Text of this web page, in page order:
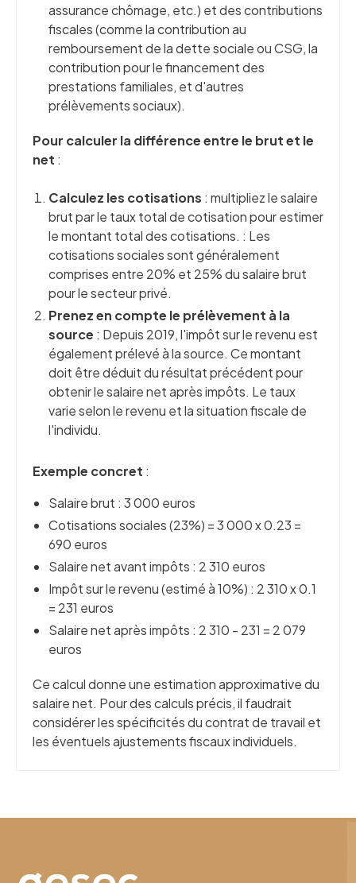
assurance chômage, etc.) et des contributions
fiscales (comme la contribution au
remboursement de la dette sociale ou CSG, la
contribution pour le financement des
prestations familiales, et d'autres
prélèvements sociaux).
Pour calculer la différence entre le brut et le
net :
Calculez les cotisations : multipliez le salaire
brut par le taux total de cotisation pour estimer
le montant total des cotisations. : Les
cotisations sociales sont généralement
comprises entre 20% et 25% du salaire brut
pour le secteur privé.
Prenez en compte le prélèvement à la
source : Depuis 2019, l'impôt sur le revenu est
également prélevé à la source. Ce montant
doit être déduit du résultat précédent pour
obtenir le salaire net après impôts. Le taux
varie selon le revenu et la situation fiscale de
l'individu.
Exemple concret :
Salaire brut : 3 000 euros
Cotisations sociales (23%) = 3 000 x 0.23 =
690 euros
Salaire net avant impôts : 2 310 euros
Impôt sur le revenu (estimé à 10%) : 2 310 x 0.1
= 231 euros
Salaire net après impôts : 2 310 - 231 = 2 079
euros
Ce calcul donne une estimation approximative du
salaire net. Pour des calculs précis, il faudrait
considérer les spécificités du contrat de travail et
les éventuels ajustements fiscaux individuels.